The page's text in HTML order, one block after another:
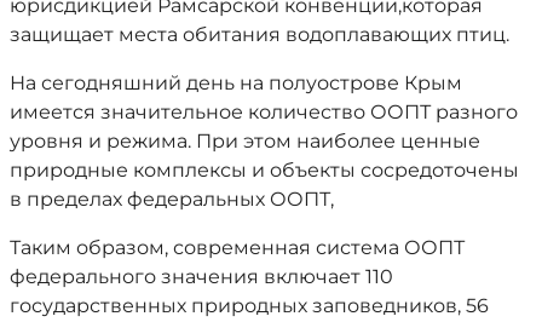
юрисдикцией Рамсарской конвенции,которая
защищает места обитания водоплавающих птиц.
На сегодняшний день на полуострове Крым
имеется значительное количество ООПТ разного
уровня и режима. При этом наиболее ценные
природные комплексы и объекты сосредоточены
в пределах федеральных ООПТ,
Таким образом, современная система ООПТ
федерального значения включает 110
государственных природных заповедников, 56